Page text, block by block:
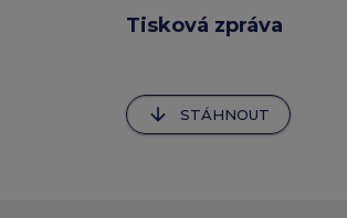
Tisková zpráva
arrow_downward STÁHNOUT